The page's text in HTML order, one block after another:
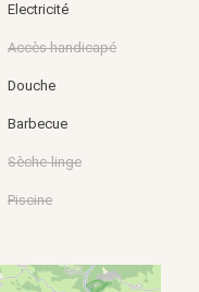
Electricité
Accès handicapé
Douche
Barbecue
Sèche-linge
Piscine